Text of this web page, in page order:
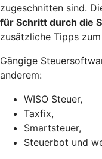
zugeschnitten sind.
für Schritt durch die
zusätzliche Tipps
Gängige
anderem:
WISO Steuer,
Taxfix,
Smartsteuer,
Steuerbot und